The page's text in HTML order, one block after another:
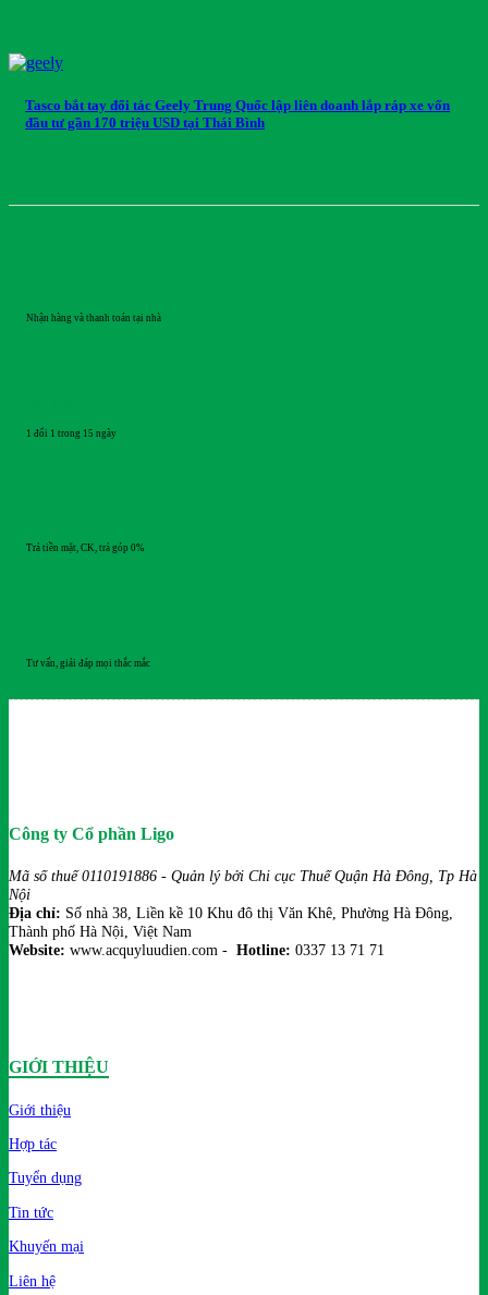
Tasco bắt tay đối tác Geely Trung Quốc lập liên doanh lắp ráp xe vốn
đầu tư gần 170 triệu USD tại Thái Bình
Nhận hàng và thanh toán tại nhà
1 đổi 1 trong 15 ngày
Trả tiền mặt, CK, trả góp 0%
Tư vấn, giải đáp mọi thắc mắc
Công ty Cổ phần Ligo
Mã số thuế 0110191886 - Quản lý bởi Chi cục Thuế Quận Hà Đông, Tp Hà
Nội
Địa chỉ: Số nhà 38, Liền kề 10 Khu đô thị Văn Khê, Phường Hà Đông,
Thành phố Hà Nội, Việt Nam
Website: www.acquyluudien.com - Hotline: 0337 13 71 71
GIỚI THIỆU
Giới thiệu
Hợp tác
Tuyển dụng
Tin tức
Khuyến mại
Liên hệ